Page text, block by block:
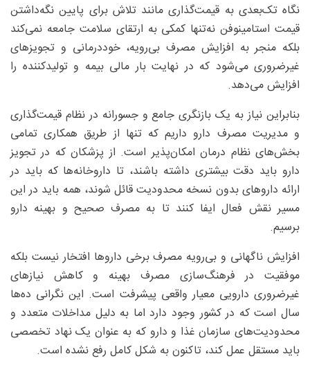
نگاه تک‌بعدی به قیمت‌گذاری مانند تلاش برای پایین نگه‌داشتن
قیمت استامینوفن نه‌تنها کمکی به ارتقای سلامت جامعه نمی‌کند
بلکه منجر به افزایش مصرف بی‌رویه، خوددرمانی و تجویزهای
غیرضروری می‌شود که در نهایت بار مالی بیمه و تولیدکننده را
افزایش می‌دهد.
بنابراین نیاز به یک بازنگری جامع و جسورانه در نظام قیمت‌گذاری
و مدیریت مصرف دارو داریم که تنها از طریق همکاری تمامی
بخش‌های نظام درمان امکان‌پذیر است. از پزشکان که در تجویز
دارو باید دقت بیشتری داشته باشند، تا داروخانه‌ها که باید در
ارائه داروهای بدون نسخه محدودیت قائل شوند، همه باید در این
مسیر نقش فعال ایفا کنند تا به مصرف صحیح و بهینه دارو
برسیم.
افزایش ناگهانی و بی‌رویه مصرف برخی داروها افتخار نیست بلکه
موفقیت در فرهنگ‌سازی مصرف بهینه و کاهش نیازهای
غیرضروری دارویی معیار واقعی پیشرفت است. این نگرانی ده‌ها
سال است که در کشور وجود دارد اما به دلیل مداخلات متعدد و
محدودیت‌های سازمان غذا و دارو که به عنوان یک نهاد تخصصی
باید مستقل عمل کند، تاکنون به شکل کامل رفع نشده است.